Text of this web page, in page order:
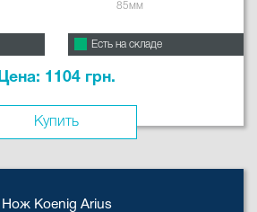
85мм
Есть на складе
Цена: 1104 грн.
Купить
Нож Koenig Arius